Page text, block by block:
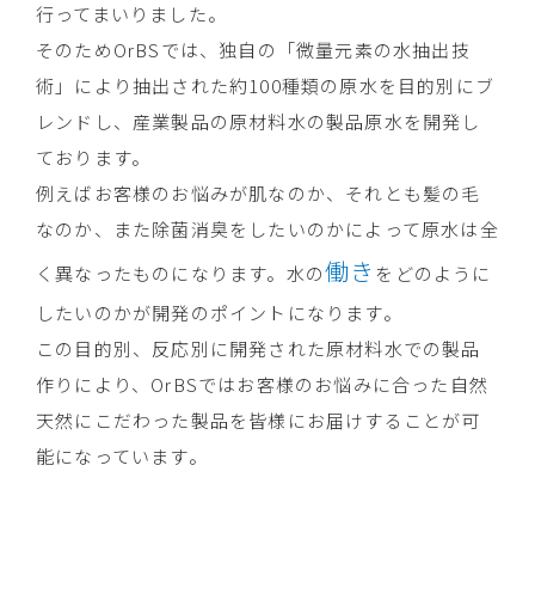
行ってまいりました。
そのためOrBSでは、独自の「微量元素の水抽出技
術」により抽出された約100種類の原水を目的別にブ
レンドし、産業製品の原材料水の製品原水を開発し
ております。
例えばお客様のお悩みが肌なのか、それとも髪の毛
なのか、また除菌消臭をしたいのかによって原水は全
く異なったものになります。水の働き をどのように
したいのかが開発のポイントになります。
この目的別、反応別に開発された原材料水での製品
作りにより、OrBSではお客様のお悩みに合った自然
天然にこだわった製品を皆様にお届けすることが可
能になっています。